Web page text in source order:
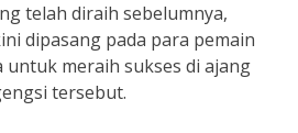
telah diraih sebelumnya,
dipasang pada para pemain
meraih sukses di ajang
tersebut.